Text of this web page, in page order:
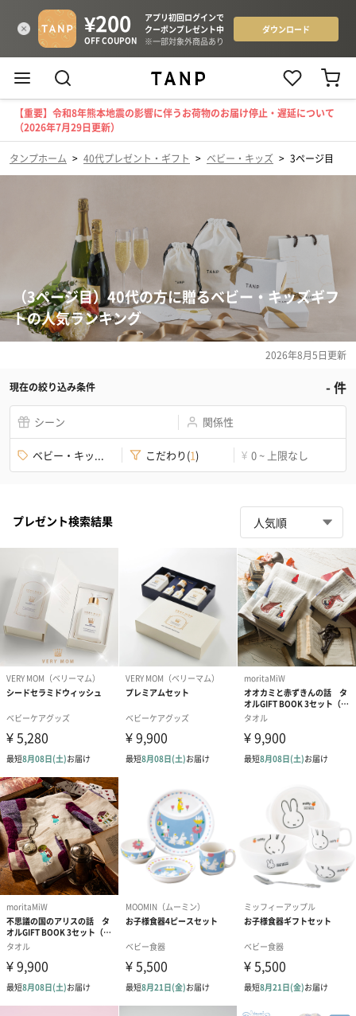
【重要】令和8年熊本地震の影響に伴うお荷物のお届け停止・遅延について
（2026年7月29日更新）
タンプホーム > 40代プレゼント・ギフト > ベビー・キッズ > 3ページ目
（3ページ目）40代の方に贈るベビー・キッズギフ
トの人気ランキング
2026年8月5日更新
現在の絞り込み条件 -件
シーン 関係性
ベビー・キッ... こだわり(1) ¥ 0 ~ 上限なし
プレゼント検索結果